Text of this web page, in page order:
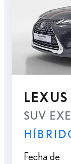
SUV
Fecha de